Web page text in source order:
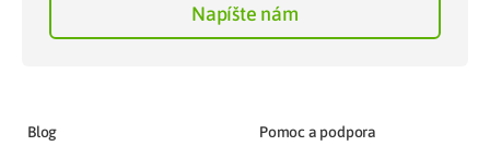
Napíšte nám
Blog Pomoc a podpora